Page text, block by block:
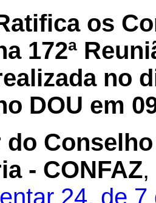
os
172ª
no
DOU em
do
- CONFAZ
24, de